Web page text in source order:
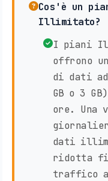
Cos'è un
Illimitato?
I piani
offrono
di dati
GB o 3
ore. Una
dati
ridotta
traffico